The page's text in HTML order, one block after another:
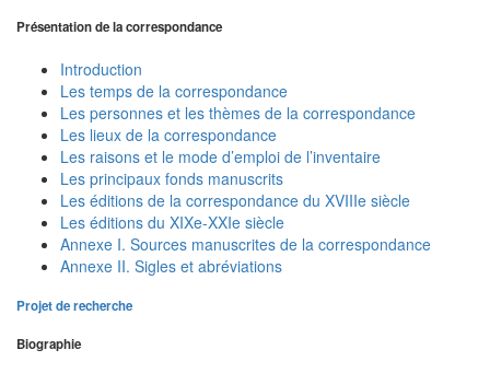
Présentation de la correspondance
Introduction
Les temps de la correspondance
Les personnes et les thèmes de la correspondance
Les lieux de la correspondance
Les raisons et le mode d’emploi de l’inventaire
Les principaux fonds manuscrits
Les éditions de la correspondance du XVIIIe siècle
Les éditions du XIXe-XXIe siècle
Annexe I. Sources manuscrites de la correspondance
Annexe II. Sigles et abréviations
Projet de recherche
Biographie